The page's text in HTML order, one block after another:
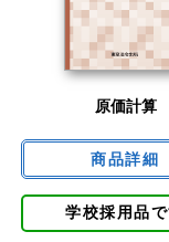
原価計算
学校採用品